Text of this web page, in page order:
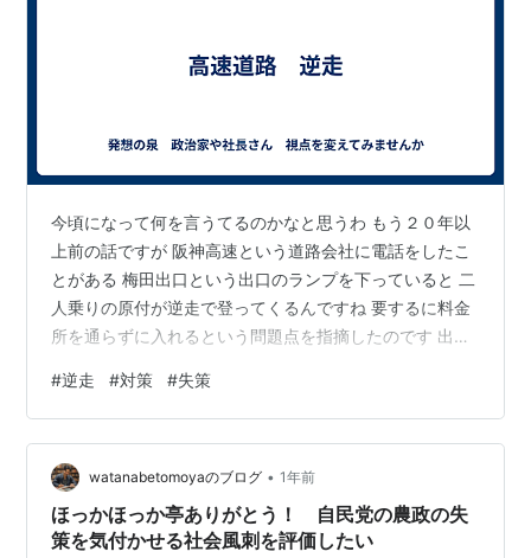
今頃になって何を言うてるのかなと思うわ もう２０年以
上前の話ですが 阪神高速という道路会社に電話をしたこ
とがある 梅田出口という出口のランプを下っていると 二
人乗りの原付が逆走で登ってくるんですね 要するに料金
所を通らずに入れるという問題点を指摘したのです 出口
申し出をバカすることを楽しんでいるようだった 逆走を
防ぐには簡単です、人を配置すれば良いのでは でもね、
誰も人を置くというようなことは言わない そして赤い看
板にここは出口ですという目立つ物を立てたおかげで 逆
走が増えた 理由は簡単だ 目線が目立つ看板に吸い寄せら
れる 入口と勘違いする訳…
#逆走 #対策 #失策
watanabetomoyaのブログ • 1年前
ほっかほっか亭ありがとう！ 自民党の農政の失
策を気付かせる社会風刺を評価したい